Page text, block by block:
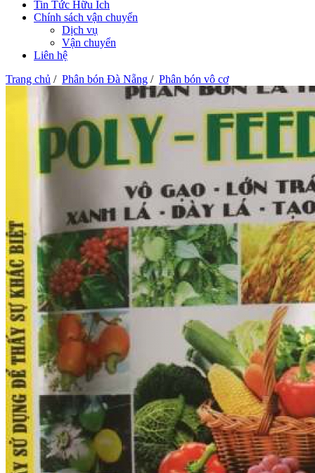
Tin Tức Hữu Ích
Chính sách vận chuyển
Dịch vụ
Vận chuyển
Liên hệ
Trang chủ / Phân bón Đà Nẵng / Phân bón vô cơ